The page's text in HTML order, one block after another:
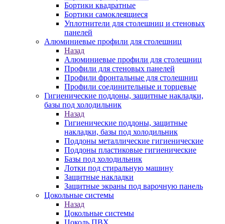
Бортики квадратные
Бортики самоклеящиеся
Уплотнители для столешниц и стеновых
панелей
Алюминиевые профили для столешниц
Назад
Алюминиевые профили для столешниц
Профили для стеновых панелей
Профили фронтальные для столешниц
Профили соединительные и торцевые
Гигиенические поддоны, защитные накладки,
базы под холодильник
Назад
Гигиенические поддоны, защитные
накладки, базы под холодильник
Поддоны металлические гигиенические
Поддоны пластиковые гигиенические
Базы под холодильник
Лотки под стиральную машину
Защитные накладки
Защитные экраны под варочную панель
Цокольные системы
Назад
Цокольные системы
Цоколь ПВХ